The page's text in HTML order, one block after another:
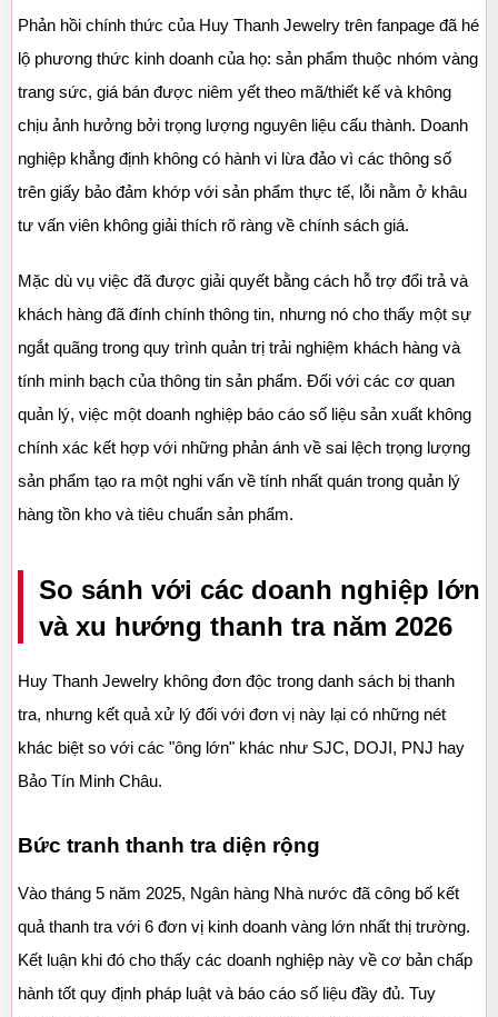
Phản hồi chính thức của Huy Thanh Jewelry trên fanpage đã hé
lộ phương thức kinh doanh của họ: sản phẩm thuộc nhóm vàng
trang sức, giá bán được niêm yết theo mã/thiết kế và không
chịu ảnh hưởng bởi trọng lượng nguyên liệu cấu thành. Doanh
nghiệp khẳng định không có hành vi lừa đảo vì các thông số
trên giấy bảo đảm khớp với sản phẩm thực tế, lỗi nằm ở khâu
tư vấn viên không giải thích rõ ràng về chính sách giá.
Mặc dù vụ việc đã được giải quyết bằng cách hỗ trợ đổi trả và
khách hàng đã đính chính thông tin, nhưng nó cho thấy một sự
ngắt quãng trong quy trình quản trị trải nghiệm khách hàng và
tính minh bạch của thông tin sản phẩm. Đối với các cơ quan
quản lý, việc một doanh nghiệp báo cáo số liệu sản xuất không
chính xác kết hợp với những phản ánh về sai lệch trọng lượng
sản phẩm tạo ra một nghi vấn về tính nhất quán trong quản lý
hàng tồn kho và tiêu chuẩn sản phẩm.
So sánh với các doanh nghiệp lớn
và xu hướng thanh tra năm 2026
Huy Thanh Jewelry không đơn độc trong danh sách bị thanh
tra, nhưng kết quả xử lý đối với đơn vị này lại có những nét
khác biệt so với các "ông lớn" khác như SJC, DOJI, PNJ hay
Bảo Tín Minh Châu.
Bức tranh thanh tra diện rộng
Vào tháng 5 năm 2025, Ngân hàng Nhà nước đã công bố kết
quả thanh tra với 6 đơn vị kinh doanh vàng lớn nhất thị trường.
Kết luận khi đó cho thấy các doanh nghiệp này về cơ bản chấp
hành tốt quy định pháp luật và báo cáo số liệu đầy đủ. Tuy